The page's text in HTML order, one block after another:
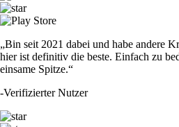
„Bin seit 2021 dabei und habe andere
hier ist definitiv die beste. Einfach zu
einsame Spitze.“
-Verifizierter Nutzer